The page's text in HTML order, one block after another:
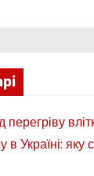
перегріву
в Україні: яку